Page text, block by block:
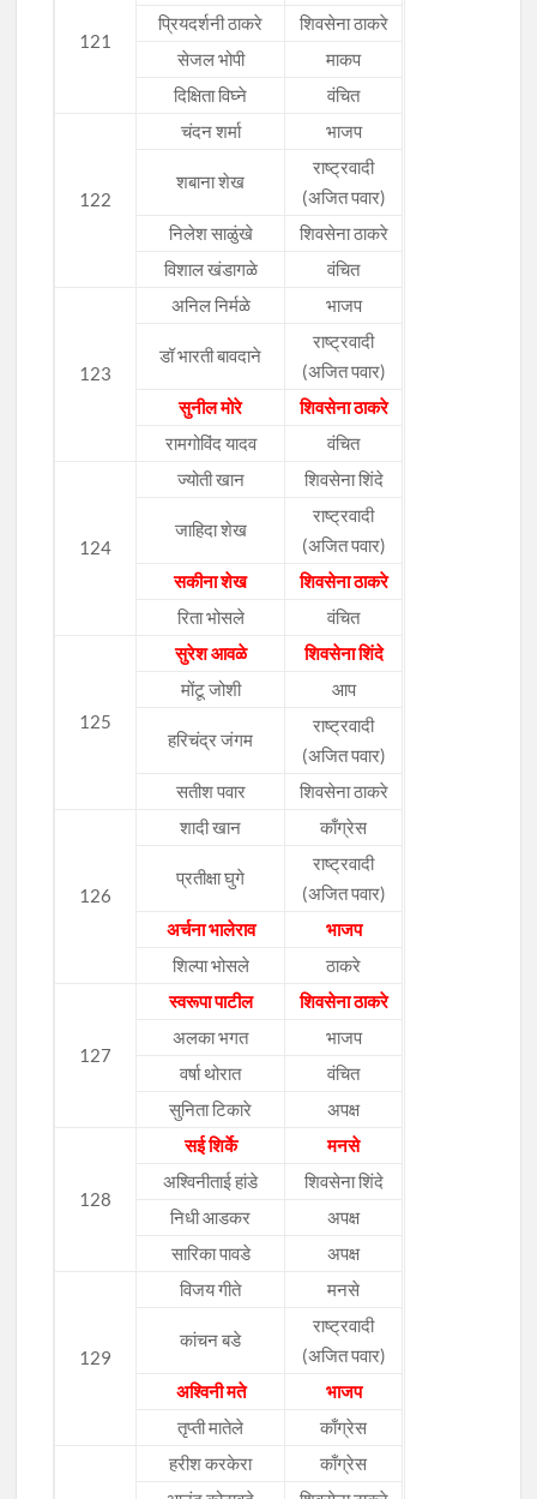
121
प्रियदर्शनी ठाकरे
शिवसेना ठाकरे
सेजल भोपी
माकप
दिक्षिता विघ्ने
वंचित
122
चंदन शर्मा भाजप
शबाना शेख
राष्ट्रवादी
(अजित पवार)
निलेश साळुंखे
शिवसेना ठाकरे
विशाल खंडागळे
वंचित
123
अनिल निर्मळे भाजप
डॉ भारती बावदाने
राष्ट्रवादी
(अजित पवार)
सुनील मोरे
शिवसेना ठाकरे
रामगोविंद यादव
वंचित
124
ज्योती खान शिवसेना शिंदे
जाहिदा शेख
राष्ट्रवादी
(अजित पवार)
सकीना शेख
शिवसेना ठाकरे
रिता भोसले
वंचित
125
सुरेश आवळे
शिवसेना शिंदे
मोंटू जोशी
आप
हरिचंद्र जंगम
राष्ट्रवादी
(अजित पवार)
सतीश पवार
शिवसेना ठाकरे
126
शादी खान काँग्रेस
प्रतीक्षा घुगे
राष्ट्रवादी
(अजित पवार)
अर्चना भालेराव
भाजप
शिल्पा भोसले
ठाकरे
127
स्वरूपा पाटील
शिवसेना ठाकरे
अलका भगत
भाजप
वर्षा थोरात
वंचित
सुनिता टिकारे
अपक्ष
128
सई शिर्के
मनसे
अश्विनीताई हांडे
शिवसेना शिंदे
निधी आडकर
अपक्ष
सारिका पावडे
अपक्ष
129
विजय गीते मनसे
कांचन बडे
राष्ट्रवादी
(अजित पवार)
अश्विनी मते
भाजप
तृप्ती मातेले
काँग्रेस
हरीश करकेरा
काँग्रेस